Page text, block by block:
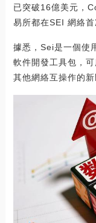
已突破16億美元，
易所都在SEI 網絡首
據悉，Sei是一個使
軟件開發工具包，
其他網絡互操作的